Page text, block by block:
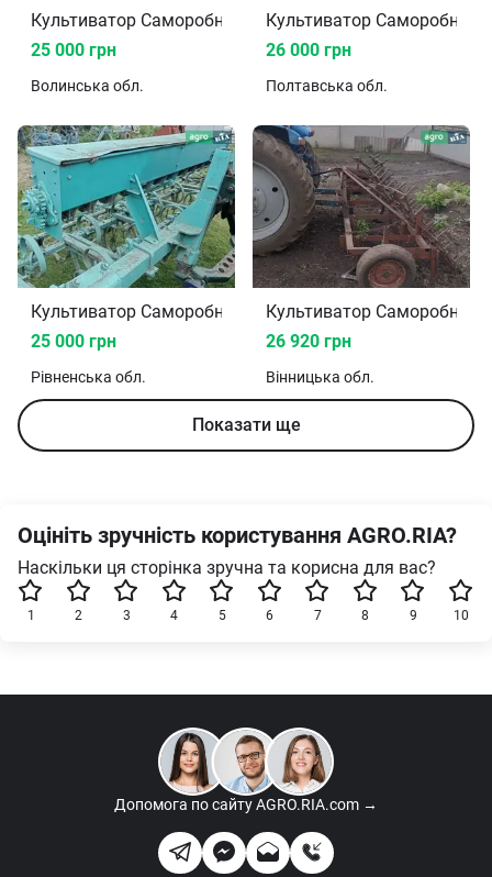
Культиватор Саморобний 2000
25 000 грн
Волинська обл.
26 000 грн
Полтавська обл.
Культиватор Саморобний 2004
25 000 грн
Рівненська обл.
26 920 грн
Вінницька обл.
Показати ще
Оцініть зручність користування AGRO.RIA?
Наскільки ця сторінка зручна та корисна для вас?
10
9
8
7
6
5
4
3
2
1
Допомога по сайтуAGRO.RIA.com →